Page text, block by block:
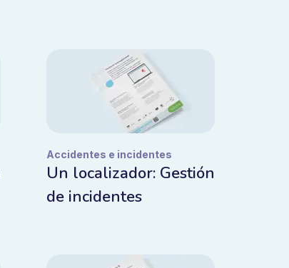
Accidentes e incidentes
Un localizador: Gestión
de incidentes